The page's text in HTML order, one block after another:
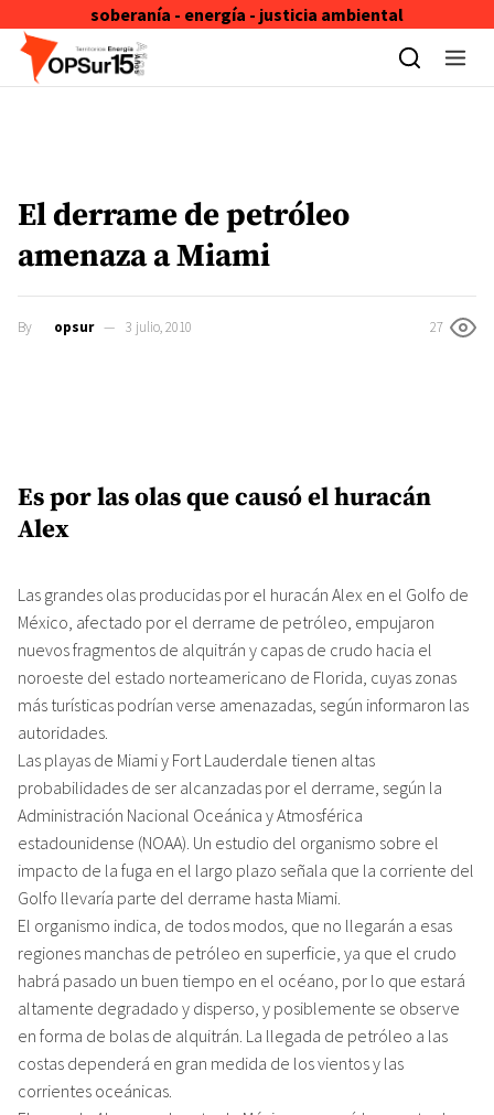
soberanía - energía - justicia ambiental
Skip to content
El derrame de petróleo
amenaza a Miami
By opsur 3 julio, 2010 27
Es por las olas que causó el huracán
Alex
Las grandes olas producidas por el huracán Alex en el Golfo de
México, afectado por el derrame de petróleo, empujaron
nuevos fragmentos de alquitrán y capas de crudo hacia el
noroeste del estado norteamericano de Florida, cuyas zonas
más turísticas podrían verse amenazadas, según informaron las
autoridades.
Las playas de Miami y Fort Lauderdale tienen altas
probabilidades de ser alcanzadas por el derrame, según la
Administración Nacional Oceánica y Atmosférica
estadounidense (NOAA). Un estudio del organismo sobre el
impacto de la fuga en el largo plazo señala que la corriente del
Golfo llevaría parte del derrame hasta Miami.
El organismo indica, de todos modos, que no llegarán a esas
regiones manchas de petróleo en superficie, ya que el crudo
habrá pasado un buen tiempo en el océano, por lo que estará
altamente degradado y disperso, y posiblemente se observe
en forma de bolas de alquitrán. La llegada de petróleo a las
costas dependerá en gran medida de los vientos y las
corrientes oceánicas.